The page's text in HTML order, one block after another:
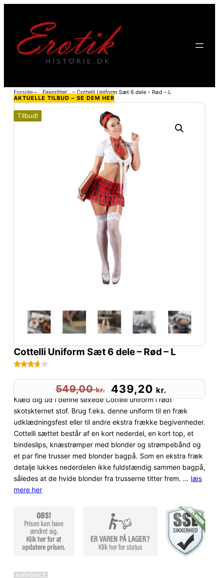
Forside– Favoritter –Cottelli Uniform Sæt 6 dele – Rød – L
AKTUELLE TILBUD – SE DEM HER
Tilbud!
Cottelli Uniform Sæt 6 dele – Rød – L
som
af 5
baseret
på
kundebe
dømmel
ser
549,00kr.
D
e
n
o
p
r
n
d
439,20 kr.
e
n
a
k
t
l
Klæd dig ud i denne sexede Cottelli uniform i rødt
skotskternet stof. Brug f.eks. denne uniform til en fræk
udklædningsfest eller til andre ekstra frække begivenheder.
Cottelli sættet består af en kort nederdel, en kort top, et
bindeslips, knæstrømper med blonder og strømpebånd og
et par fine trusser med blonder bagpå. Som en ekstra fræk
detalje lukkes nederdelen ikke fuldstændig sammen bagpå,
således at de hvide blonder fra trusserne titter frem. … læs
mere her